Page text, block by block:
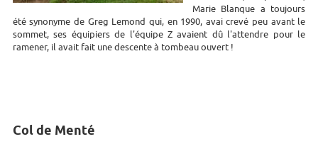
Marie Blanque a toujours
été synonyme de Greg Lemond qui, en 1990, avai crevé peu avant le
sommet, ses équipiers de l'équipe Z avaient dû l'attendre pour le
ramener, il avait fait une descente à tombeau ouvert !
Col de Menté